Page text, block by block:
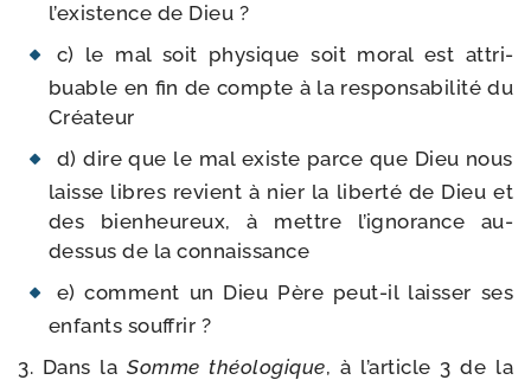
l’existence de Dieu ?
c) le mal soit phy­sique soit moral est attri­
buable en fin de compte à la res­pon­sa­bi­li­té du
Créateur
d) dire que le mal existe parce que Dieu nous
laisse libres revient à nier la liber­té de Dieu et
des bien­heu­reux, à mettre l’ignorance au-​
dessus de la connaissance
e) com­ment un Dieu Père peut-​il lais­ser ses
enfants souffrir ?
3. Dans la Somme théo­lo­gique, à l’article 3 de la